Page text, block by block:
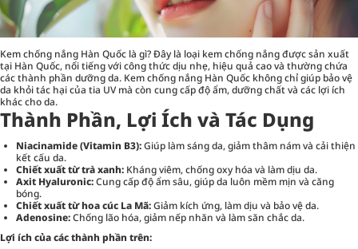
Kem chống nắng Hàn Quốc là gì? Đây là loại kem chống nắng được sản xuất
tại Hàn Quốc, nổi tiếng với công thức dịu nhẹ, hiệu quả cao và thường chứa
các thành phần dưỡng da. Kem chống nắng Hàn Quốc không chỉ giúp bảo vệ
da khỏi tác hại của tia UV mà còn cung cấp độ ẩm, dưỡng chất và các lợi ích
khác cho da.
Thành Phần, Lợi Ích và Tác Dụng
Niacinamide (Vitamin B3):Giúp làm sáng da, giảm thâm nám và cải thiện
kết cấu da.
Chiết xuất từ trà xanh: Kháng viêm, chống oxy hóa và làm dịu da.
Axit Hyaluronic:Cung cấp độ ẩm sâu, giúp da luôn mềm mịn và căng
bóng.
Chiết xuất từ hoa cúc La Mã:Giảm kích ứng, làm dịu và bảo vệ da.
Adenosine:Chống lão hóa, giảm nếp nhăn và làm săn chắc da.
Lợi ích của các thành phần trên: